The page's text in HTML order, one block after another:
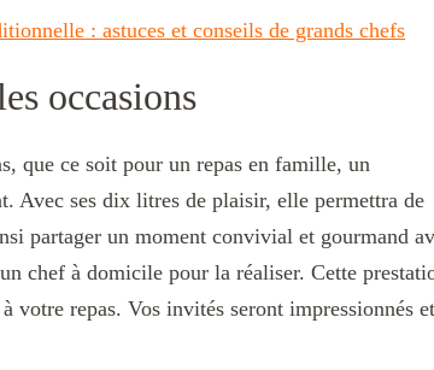
: astuces et conseils de grands chefs
occasions
que ce soit pour un repas en famille, un
Avec ses dix litres de plaisir, elle permettra de
partager un moment convivial et gourmand
chef à domicile pour la réaliser. Cette
votre repas. Vos invités seront impressionnés et